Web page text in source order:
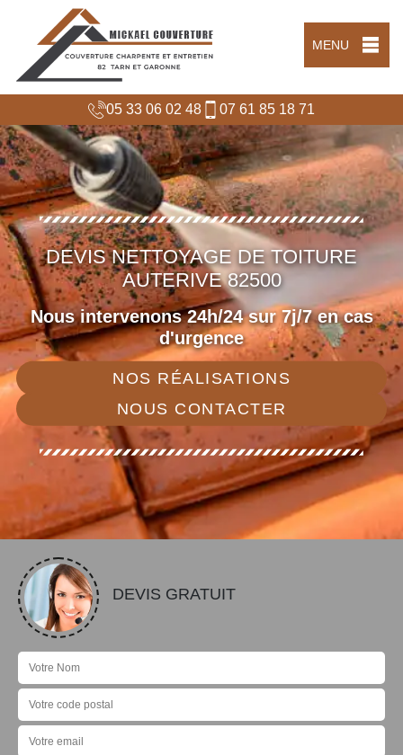
MENU
05 33 06 02 48 07 61 85 18 71
DEVIS NETTOYAGE DE TOITURE
AUTERIVE 82500
Nous intervenons 24h/24 sur 7j/7 en cas
d'urgence
NOS RÉALISATIONS
NOUS CONTACTER
DEVIS GRATUIT